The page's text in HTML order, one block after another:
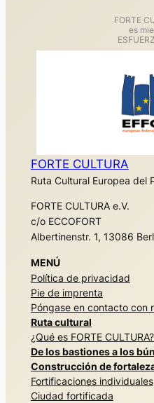
FORTE
es
FORTE CULTURA
Ruta Cultural Europea del
FORTE CULTURA e.V.
c/o ECCOFORT
Albertinenstr. 1, 13086
MENÚ
Política de privacidad
Pie de imprenta
Póngase en contacto con
Ruta cultural
¿Qué es FORTE CULTURA?
De los bastiones a los
Construcción de
Fortificaciones individuales
Ciudad fortificada